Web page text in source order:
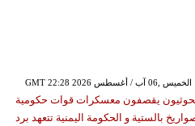
GMT 22:28 2026 الخميس ,06 آب / أغسطس
يقصفون معسكرات قوات حكومية
بالستية و الحكومة اليمنية تتعهد برد